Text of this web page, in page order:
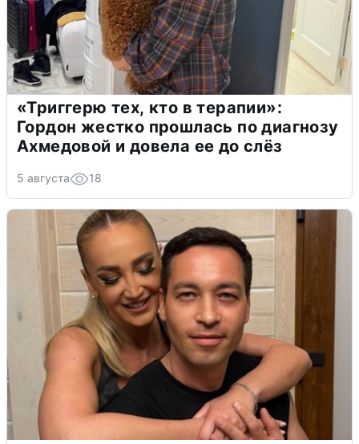
«Триггерю тех, кто в терапии»:
Гордон жестко прошлась по диагнозу
Ахмедовой и довела ее до слёз
5 августа 18